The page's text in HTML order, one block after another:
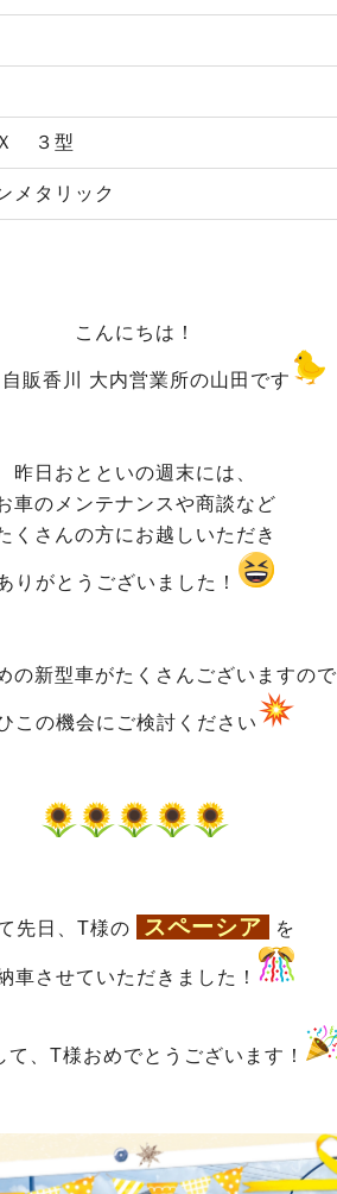
３型
メタリック
こんにちは！
販香川 大内営業所の山田です
昨日おとといの週末には、
車のメンテナンスや商談など
くさんの方にお越しいただき
りがとうございました！
の新型車がたくさんございますので
この機会にご検討ください
先日、T様の スペーシア を
車させていただきました！
て、T様おめでとうございます！